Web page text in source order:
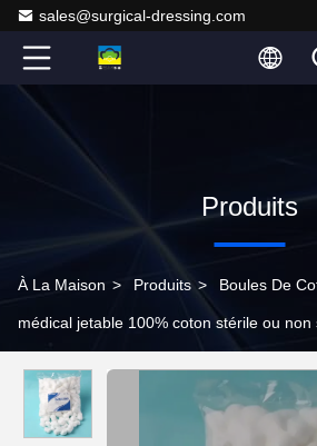
sales@surgical-dressing.com
Produits
À La Maison > Produits > Boules De
médical jetable 100% coton stérile ou non